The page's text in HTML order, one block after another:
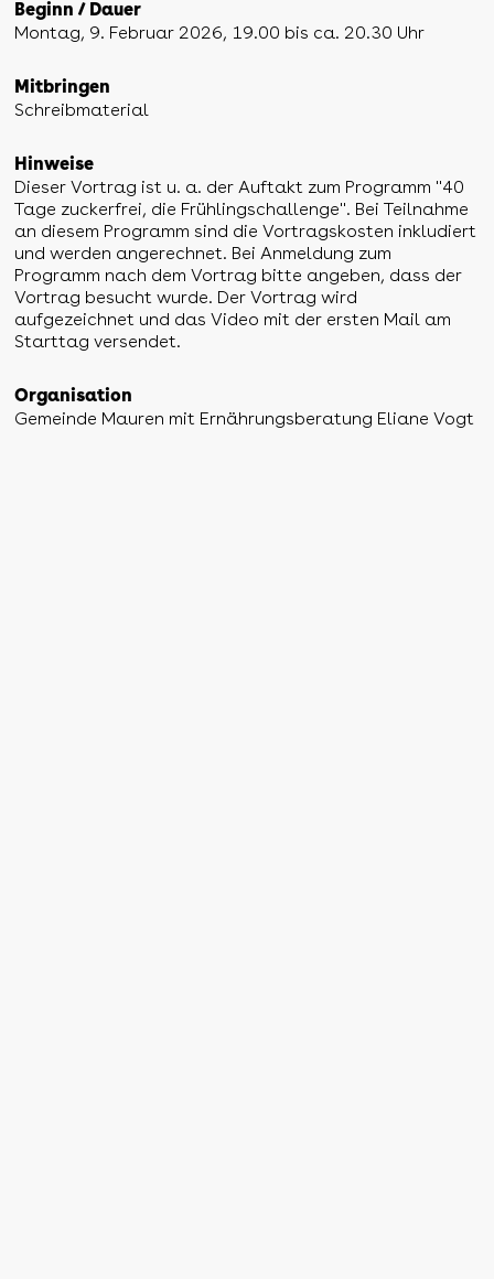
Beginn / Dauer
Montag, 9. Februar 2026, 19.00 bis ca. 20.30 Uhr
Mitbringen
Schreibmaterial
Hinweise
Dieser Vortrag ist u. a. der Auftakt zum Programm "40
Tage zuckerfrei, die Frühlingschallenge". Bei Teilnahme
an diesem Programm sind die Vortragskosten inkludiert
und werden angerechnet. Bei Anmeldung zum
Programm nach dem Vortrag bitte angeben, dass der
Vortrag besucht wurde. Der Vortrag wird
aufgezeichnet und das Video mit der ersten Mail am
Starttag versendet.
Organisation
Gemeinde Mauren mit Ernährungsberatung Eliane Vogt